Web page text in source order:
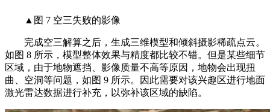
▲图 7 空三失败的影像
完成空三解算之后，生成三维模型和倾斜摄影稀疏点云。
如图 8 所示，模型整体效果与精度都比较不错。但是某些细节
区域，由于地物遮挡、影像质量不高等原因，地物会出现扭
曲、空洞等问题，如图 9 所示。因此需要对该兴趣区进行地面
激光雷达数据进行补充，以弥补该区域的缺陷。